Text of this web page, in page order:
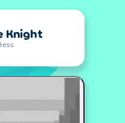
Knight